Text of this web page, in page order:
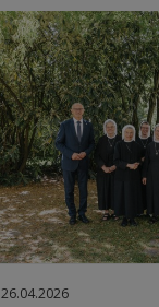
26.04.2026